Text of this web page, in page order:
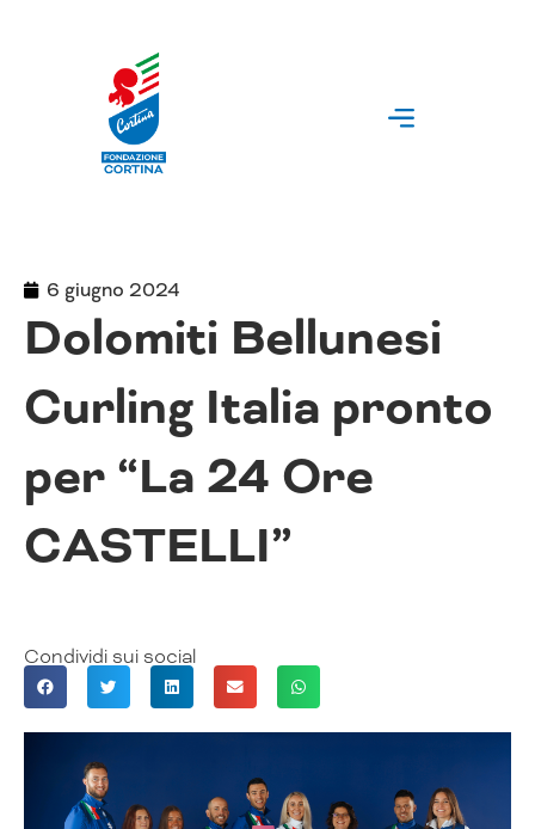
6 giugno 2024
Dolomiti Bellunesi
Curling Italia pronto
per “La 24 Ore
CASTELLI”
Condividi sui social